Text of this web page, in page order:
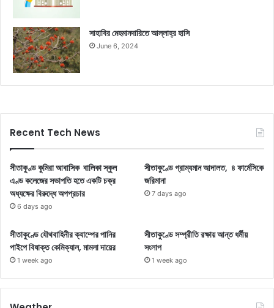
সাহাবির মেহমানদারিতে আল্লাহ্‌র হাসি
June 6, 2024
Recent Tech News
সীতাকুণ্ড কুমিরা আবাসিক বালিকা স্কুল
এণ্ড কলেজের সভাপতি হতে একটি চক্র
অধ্যক্ষের বিরুদ্ধে অপপ্রচার
6 days ago
সীতাকুণ্ডে গ্রাম্যমান আদালত, ৪ ফার্মেসিকে
জরিমানা
7 days ago
সীতাকুণ্ডে যৌথবাহিনীর ক্যাম্পের পানির
পাইপে বিষাক্ত কেমিক্যাল, মামলা দায়ের
1 week ago
সীতাকুণ্ডে সম্প্রীতি রক্ষায় আন্ত ধর্মীয়
সংলাপ
1 week ago